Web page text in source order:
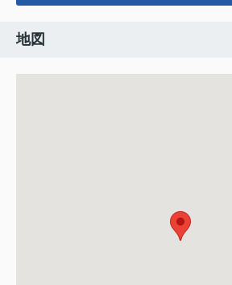
地図